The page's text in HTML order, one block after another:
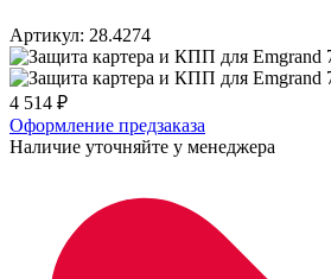
Артикул: 28.4274
4 514 ₽
Оформление предзаказа
Наличие уточняйте у менеджера